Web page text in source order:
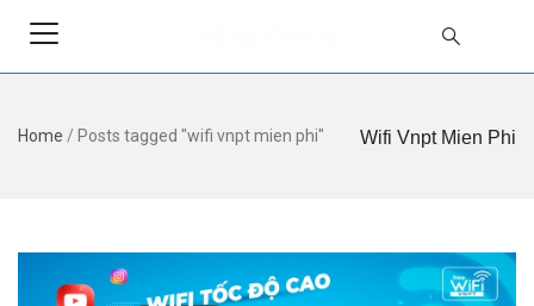
Wifi Vnpt Mien Phi
Home / Posts tagged "wifi vnpt mien phi"